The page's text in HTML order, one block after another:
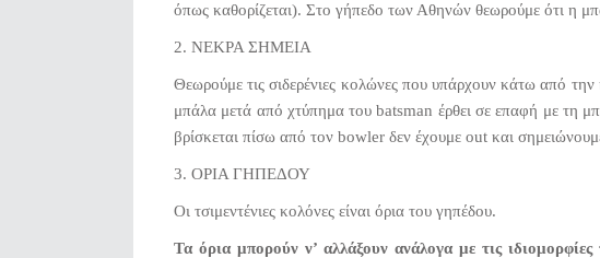
όπως καθορίζεται). Στο γήπεδο των Αθηνών θεωρούμε ότι η
2. ΝΕΚΡΑ ΣΗΜΕΙΑ
Θεωρούμε τις σιδερένιες κολώνες που υπάρχουν κάτω από
μπάλα μετά από χτύπημα του batsman έρθει σε επαφή με τη
βρίσκεται πίσω από τον bowler δεν έχουμε out και
3. ΟΡΙΑ ΓΗΠΕΔΟΥ
Οι τσιμεντένιες κολόνες είναι όρια του γηπέδου.
Τα όρια μπορούν ν’ αλλάξουν ανάλογα με τις